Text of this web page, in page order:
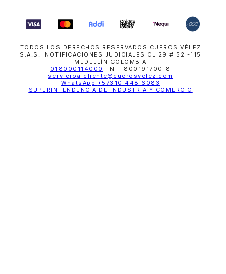
TODOS LOS DERECHOS RESERVADOS CUEROS VÉLEZ
S.A.S. NOTIFICACIONES JUDICIALES CL 29 # 52 -115
MEDELLÍN COLOMBIA
018000114000
| NIT 800191700-8
servicioalcliente@cuerosvelez.com
WhatsApp +57310 448 6083
SUPERINTENDENCIA DE INDUSTRIA Y COMERCIO